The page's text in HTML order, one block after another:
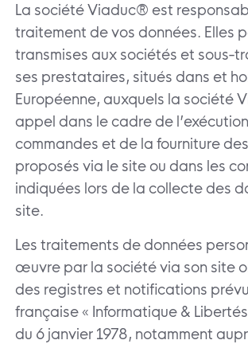
La société Viaduc® est
traitement de vos données. Elles
transmises aux sociétés et sous-
ses prestataires, situés dans et
Européenne, auxquels la société
appel dans le cadre de
commandes et de la fourniture
proposés via le site ou dans les
indiquées lors de la collecte des
site.
Les traitements de données
œuvre par la société via son site
des registres et notifications
française « Informatique &
du 6 janvier 1978, notamment